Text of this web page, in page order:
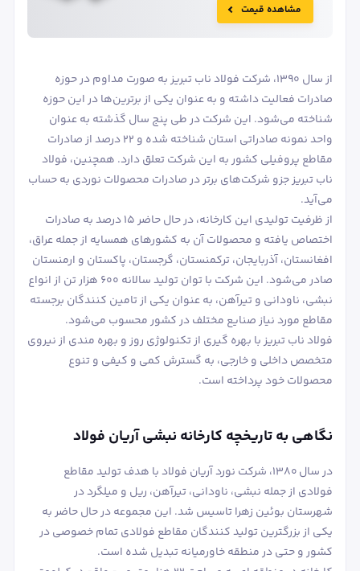
مشاهده قیمت
از سال ۱۳۹۰، شرکت فولاد ناب تبریز به صورت مداوم در حوزه
صادرات فعالیت داشته و به عنوان یکی از برترین‌ها در این حوزه
شناخته می‌شود. این شرکت در طی پنج سال گذشته به عنوان
واحد نمونه صادراتی استان شناخته شده و ۲۲ درصد از صادرات
مقاطع پروفیلی کشور به این شرکت تعلق دارد. همچنین، فولاد
ناب تبریز جزو شرکت‌های برتر در صادرات محصولات نوردی به حساب
می‌آید.
از ظرفیت تولیدی این کارخانه، در حال حاضر ۱۵ درصد به صادرات
اختصاص یافته و محصولات آن به کشورهای همسایه از جمله عراق،
افغانستان، آذربایجان، ترکمنستان، گرجستان، پاکستان و ارمنستان
صادر می‌شود. این شرکت با توان تولید سالانه ۶۰۰ هزار تن از انواع
نبشی، ناودانی و تیرآهن، به عنوان یکی از تامین ‌کنندگان برجسته
مقاطع مورد نیاز صنایع مختلف در کشور محسوب می‌شود.
فولاد ناب تبریز با بهره‌ گیری از تکنولوژی روز و بهره‌ مندی از نیروی
متخصص داخلی و خارجی، به گسترش کمی و کیفی و تنوع
محصولات خود پرداخته است.
نگاهی به تاریخچه کارخانه نبشی آریان فولاد
در سال ۱۳۸۰، شرکت نورد آریان فولاد با هدف تولید مقاطع
فولادی از جمله نبشی، ناودانی، تیرآهن، ریل و میلگرد در
شهرستان بوئین زهرا تاسیس شد. این مجموعه در حال حاضر به
یکی از بزرگترین تولید کنندگان مقاطع فولادی تمام خصوصی در
کشور و حتی در منطقه خاورمیانه تبدیل شده است.